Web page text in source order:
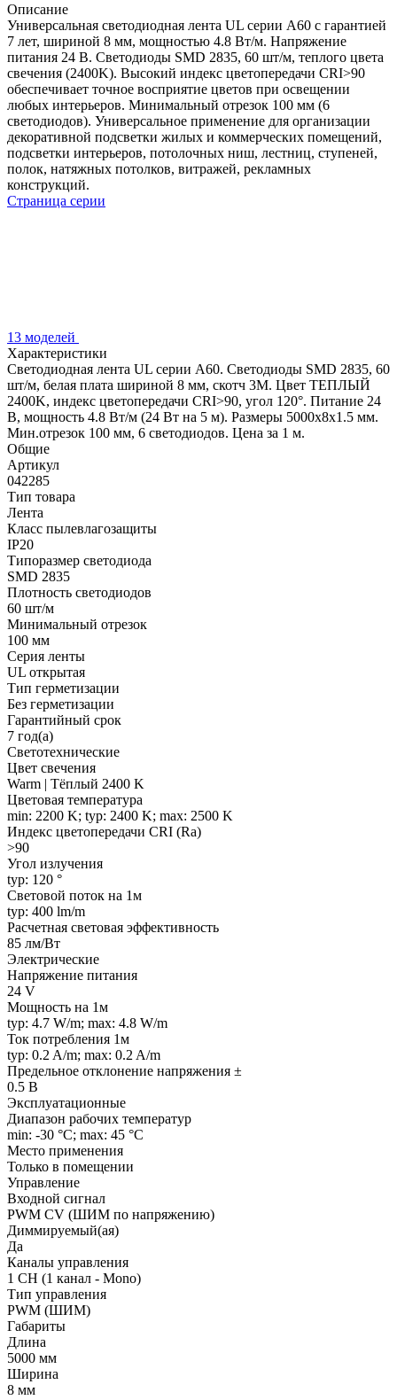
Описание
Универсальная светодиодная лента UL серии A60 с гарантией
7 лет, шириной 8 мм, мощностью 4.8 Вт/м. Напряжение
питания 24 В. Светодиоды SMD 2835, 60 шт/м, теплого цвета
свечения (2400K). Высокий индекс цветопередачи CRI>90
обеспечивает точное восприятие цветов при освещении
любых интерьеров. Минимальный отрезок 100 мм (6
светодиодов). Универсальное применение для организации
декоративной подсветки жилых и коммерческих помещений,
подсветки интерьеров, потолочных ниш, лестниц, ступеней,
полок, натяжных потолков, витражей, рекламных
конструкций.
Страница серии
13 моделей
Характеристики
Светодиодная лента UL серии A60. Светодиоды SMD 2835, 60
шт/м, белая плата шириной 8 мм, скотч 3M. Цвет ТЕПЛЫЙ
2400K, индекс цветопередачи CRI>90, угол 120°. Питание 24
В, мощность 4.8 Вт/м (24 Вт на 5 м). Размеры 5000x8x1.5 мм.
Мин.отрезок 100 мм, 6 светодиодов. Цена за 1 м.
Общие
Артикул
042285
Тип товара
Лента
Класс пылевлагозащиты
IP20
Типоразмер светодиода
SMD 2835
Плотность светодиодов
60 шт/м
Минимальный отрезок
100 мм
Серия ленты
UL открытая
Тип герметизации
Без герметизации
Гарантийный срок
7 год(а)
Светотехнические
Цвет свечения
Warm | Тёплый 2400 K
Цветовая температура
min: 2200 K; typ: 2400 K; max: 2500 K
Индекс цветопередачи CRI (Ra)
>90
Угол излучения
typ: 120 °
Световой поток на 1м
typ: 400 lm/m
Расчетная световая эффективность
85 лм/Вт
Электрические
Напряжение питания
24 V
Мощность на 1м
typ: 4.7 W/m; max: 4.8 W/m
Ток потребления 1м
typ: 0.2 A/m; max: 0.2 A/m
Предельное отклонение напряжения ±
0.5 В
Эксплуатационные
Диапазон рабочих температур
min: -30 °C; max: 45 °C
Место применения
Только в помещении
Управление
Входной сигнал
PWM СV (ШИМ по напряжению)
Диммируемый(ая)
Да
Каналы управления
1 CH (1 канал - Mono)
Тип управления
PWM (ШИМ)
Габариты
Длина
5000 мм
Ширина
8 мм